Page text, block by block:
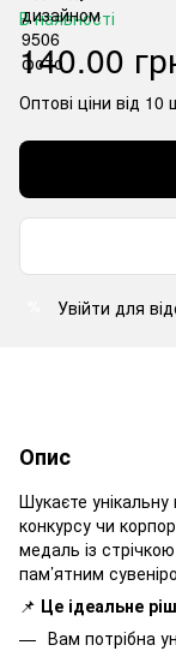
В наявності
140.00
Оптові ціни від 10
Увійти для
Опис
Шукаєте
конкурсу чи
медаль із
пам’ятним
📌 Це ідеальне
Вам потрібна